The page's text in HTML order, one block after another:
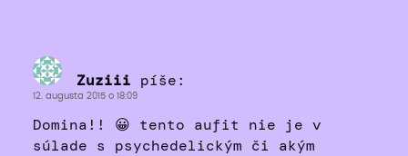
Zuziii píše:
12. augusta 2015 o 18:09
Domina!! 😀 tento aufit nie je v
súlade s psychedelickým či akým